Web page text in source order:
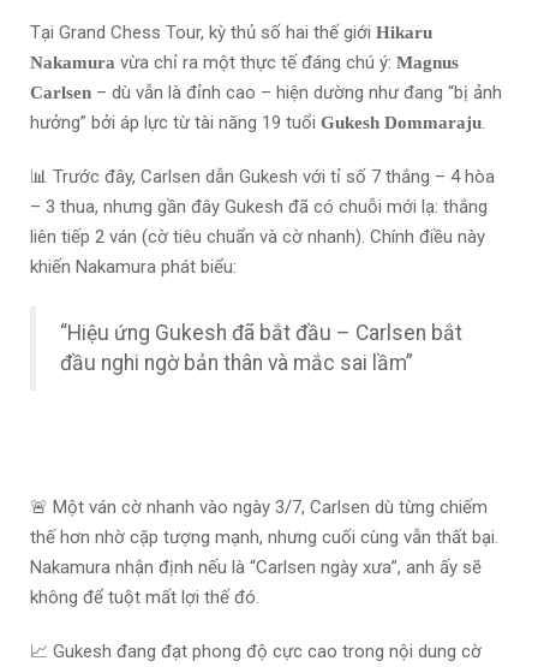
Tại Grand Chess Tour, kỳ thủ số hai thế giới Hikaru
Nakamura vừa chỉ ra một thực tế đáng chú ý: Magnus
Carlsen – dù vẫn là đỉnh cao – hiện dường như đang “bị ảnh
hưởng” bởi áp lực từ tài năng 19 tuổi Gukesh Dommaraju.
📊 Trước đây, Carlsen dẫn Gukesh với tỉ số 7 thắng – 4 hòa
– 3 thua, nhưng gần đây Gukesh đã có chuỗi mới lạ: thắng
liên tiếp 2 ván (cờ tiêu chuẩn và cờ nhanh). Chính điều này
khiến Nakamura phát biểu:
“Hiệu ứng Gukesh đã bắt đầu – Carlsen bắt
đầu nghi ngờ bản thân và mắc sai lầm”
🚨 Một ván cờ nhanh vào ngày 3/7, Carlsen dù từng chiếm
thế hơn nhờ cặp tượng mạnh, nhưng cuối cùng vẫn thất bại.
Nakamura nhận định nếu là “Carlsen ngày xưa”, anh ấy sẽ
không để tuột mất lợi thế đó.
📈 Gukesh đang đạt phong độ cực cao trong nội dung cờ